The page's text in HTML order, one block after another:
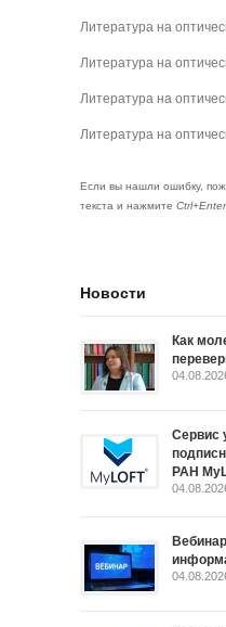
Литература на
Литература на
Литература на
Литература на
Если вы нашли ошибку,
текста и нажмите Ctrl+Enter
Новости
Как
Сервис
РАН